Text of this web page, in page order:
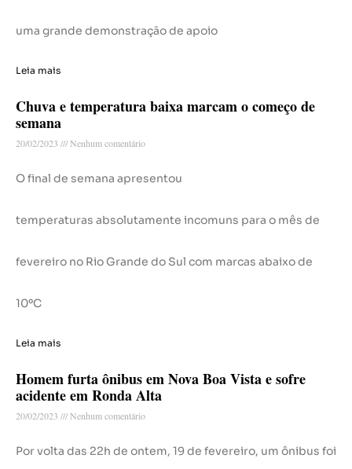
uma grande demonstração de apoio
Leia mais
Chuva e temperatura baixa marcam o começo de
semana
20/02/2023 Nenhum comentário
O final de semana apresentou
temperaturas absolutamente incomuns para o mês de
fevereiro no Rio Grande do Sul com marcas abaixo de
10ºC
Leia mais
Homem furta ônibus em Nova Boa Vista e sofre
acidente em Ronda Alta
20/02/2023 Nenhum comentário
Por volta das 22h de ontem, 19 de fevereiro, um ônibus foi